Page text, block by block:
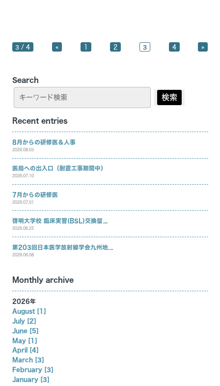
3 / 4 « 1 2 3 4 »
Search
検索
Recent entries
8月からの研修医＆人事
2026.08.03
医局への出入口（耐震工事期間中）
2026.07.10
7月からの研修医
2026.07.01
啓明大学校 臨床実習(BSL)交換留...
2026.06.22
第203回日本医学放射線学会九州地...
2026.06.08
Monthly archive
2026年
August [1]
July [2]
June [5]
May [1]
April [4]
March [3]
February [3]
January [3]